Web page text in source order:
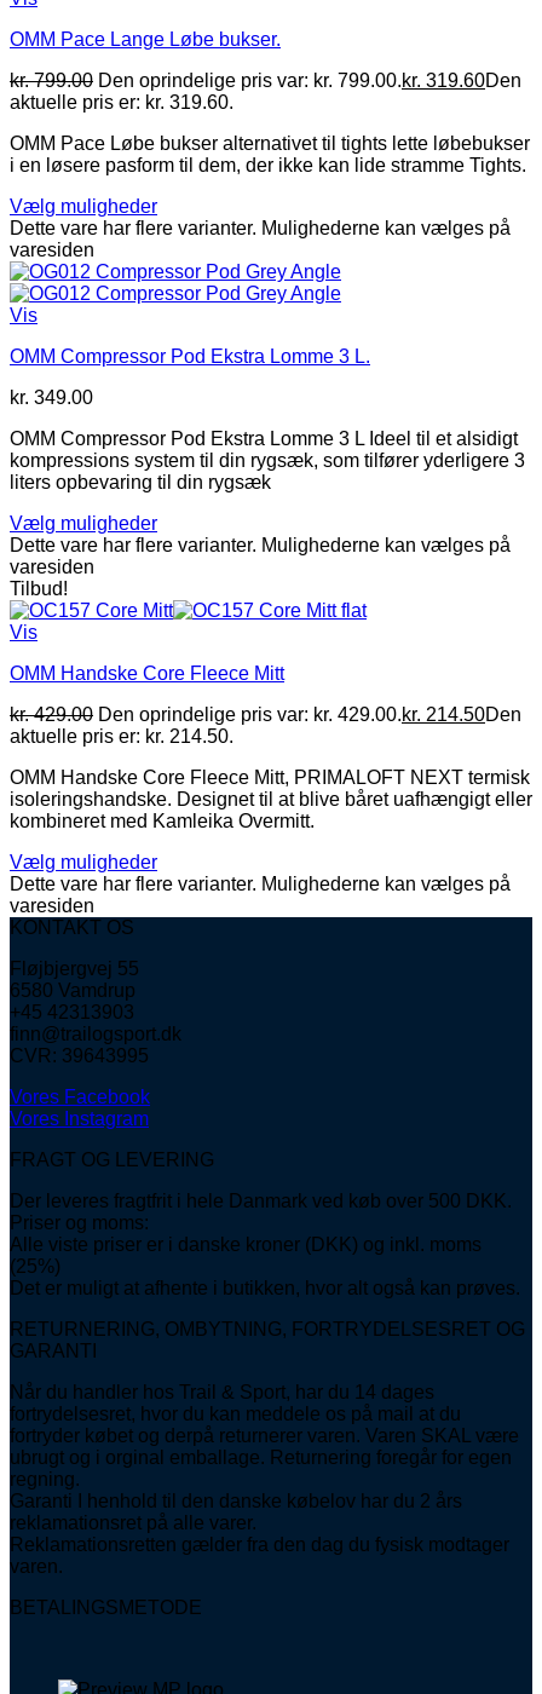
OMM Pace Lange Løbe bukser.
kr.799.00 Den oprindelige pris var: kr. 799.00.kr. 319.60Den
aktuelle pris er: kr. 319.60.
OMM Pace Løbe bukser alternativet til tights lette løbebukser
i en løsere pasform til dem, der ikke kan lide stramme Tights.
Vælg muligheder
Dette vare har flere varianter. Mulighederne kan vælges på
varesiden
Vis
OMM Compressor Pod Ekstra Lomme 3 L.
kr. 349.00
OMM Compressor Pod Ekstra Lomme 3 L Ideel til et alsidigt
kompressions system til din rygsæk, som tilfører yderligere 3
liters opbevaring til din rygsæk
Vælg muligheder
Dette vare har flere varianter. Mulighederne kan vælges på
varesiden
Tilbud!
Vis
OMM Handske Core Fleece Mitt
kr.429.00 Den oprindelige pris var: kr. 429.00.kr. 214.50Den
aktuelle pris er: kr. 214.50.
OMM Handske Core Fleece Mitt, PRIMALOFT NEXT termisk
isoleringshandske. Designet til at blive båret uafhængigt eller
kombineret med Kamleika Overmitt.
Vælg muligheder
Dette vare har flere varianter. Mulighederne kan vælges på
varesiden
KONTAKT OS
Fløjbjergvej 55
6580 Vamdrup
+45 42313903
finn@trailogsport.dk
CVR: 39643995
Vores Facebook
Vores Instagram
FRAGT OG LEVERING
Der leveres fragtfrit i hele Danmark ved køb over 500 DKK.
Priser og moms:
Alle viste priser er i danske kroner (DKK) og inkl. moms
(25%)
Det er muligt at afhente i butikken, hvor alt også kan prøves.
RETURNERING, OMBYTNING, FORTRYDELSESRET OG
GARANTI
Når du handler hos Trail & Sport, har du 14 dages
fortrydelsesret, hvor du kan meddele os på mail at du
fortryder købet og derpå returnerer varen. Varen SKAL være
ubrugt og i orginal emballage. Returnering foregår for egen
regning.
Garanti I henhold til den danske købelov har du 2 års
reklamationsret på alle varer.
Reklamationsretten gælder fra den dag du fysisk modtager
varen.
BETALINGSMETODE